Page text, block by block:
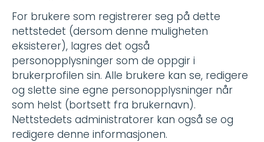
For brukere som registrerer seg på dette
nettstedet (dersom denne muligheten
eksisterer), lagres det også
personopplysninger som de oppgir i
brukerprofilen sin. Alle brukere kan se, redigere
og slette sine egne personopplysninger når
som helst (bortsett fra brukernavn).
Nettstedets administratorer kan også se og
redigere denne informasjonen.